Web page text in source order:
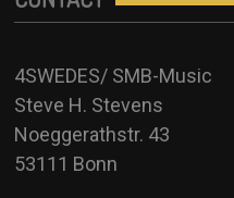
4SW Sub
See all
+49 (0) 177 25 85 47 5
Booking Formular
4SWEDES/ SMB-Music
Steve H. Stevens
Noeggerathstr. 43
53111 Bonn